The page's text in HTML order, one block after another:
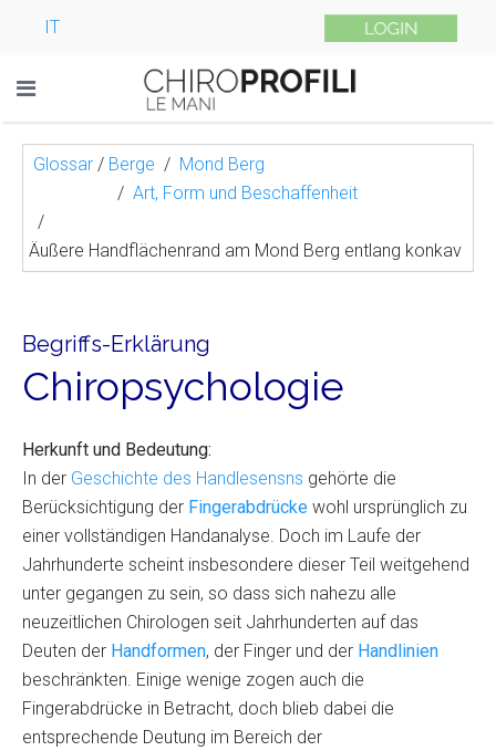
IT
Glossar / Berge
Mond Berg
Art, Form und Beschaffenheit
Äußere Handflächenrand am Mond Berg entlang konkav
Begriffs-Erklärung
Chiropsychologie
Herkunft und Bedeutung:
In der Geschichte des Handlesensns gehörte die
Berücksichtigung der Fingerabdrücke wohl ursprünglich zu
einer vollständigen Handanalyse. Doch im Laufe der
Jahrhunderte scheint insbesondere dieser Teil weitgehend
unter gegangen zu sein, so dass sich nahezu alle
neuzeitlichen Chirologen seit Jahrhunderten auf das
Deuten der Handformen, der Finger und der Handlinien
beschränkten. Einige wenige zogen auch die
Fingerabdrücke in Betracht, doch blieb dabei die
entsprechende Deutung im Bereich der